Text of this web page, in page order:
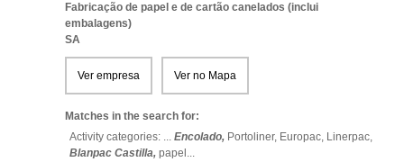
Fabricação de papel e de cartão canelados (inclui
embalagens)
SA
Ver empresa Ver no Mapa
Matches in the search for:
Activity categories: ... Encolado, Portoliner, Europac, Linerpac,
Blanpac Castilla, papel ...